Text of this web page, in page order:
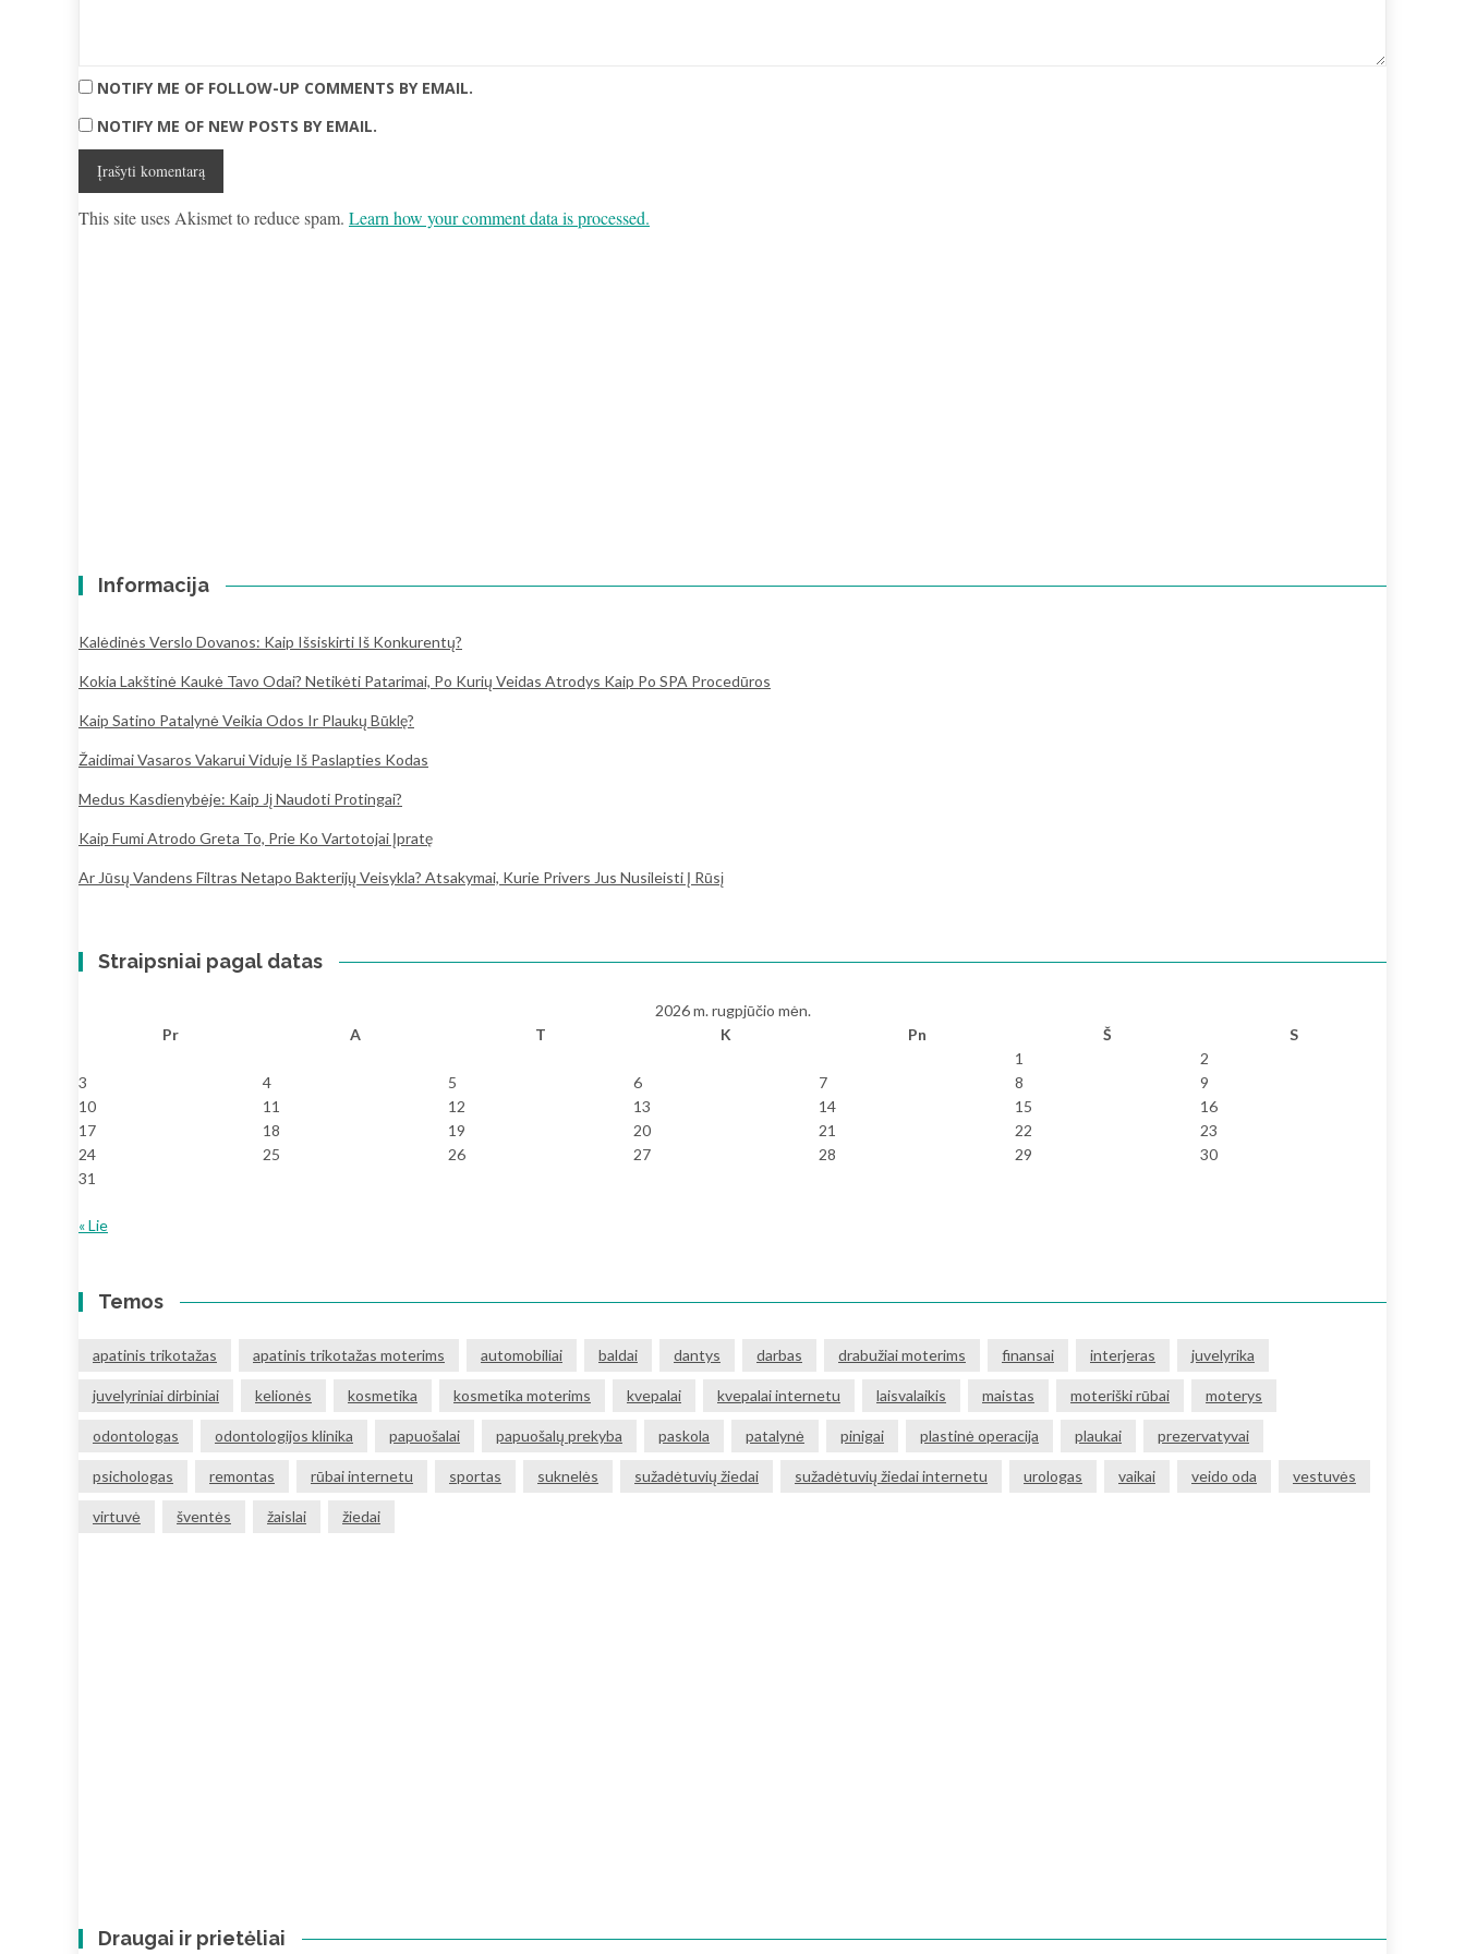
NOTIFY ME OF FOLLOW-UP COMMENTS BY EMAIL.
NOTIFY ME OF NEW POSTS BY EMAIL.
This site uses Akismet to reduce spam. Learn how your comment data is processed.
Informacija
Kalėdinės Verslo Dovanos: Kaip Išsiskirti Iš Konkurentų?
Kokia Lakštinė Kaukė Tavo Odai? Netikėti Patarimai, Po Kurių Veidas Atrodys Kaip Po SPA Procedūros
Kaip Satino Patalynė Veikia Odos Ir Plaukų Būklę?
Žaidimai Vasaros Vakarui Viduje Iš Paslapties Kodas
Medus Kasdienybėje: Kaip Jį Naudoti Protingai?
Kaip Fumi Atrodo Greta To, Prie Ko Vartotojai Įpratę
Ar Jūsų Vandens Filtras Netapo Bakterijų Veisykla? Atsakymai, Kurie Privers Jus Nusileisti Į Rūsį
Straipsniai pagal datas
2026 m. rugpjūčio mėn.
Pr
A T K Pn Š
S
1
2
3
4 5 6 7 8
9
10
11 12 13 14 15
16
17
18 19 20 21 22
23
24
25 26 27 28 29
30
31
« Lie
Temos
apatinis trikotažas apatinis trikotažas moterims automobiliai baldai dantys darbas drabužiai moterims finansai interjeras juvelyrika
juvelyriniai dirbiniai kelionės kosmetika kosmetika moterims kvepalai kvepalai internetu laisvalaikis maistas moteriški rūbai moterys
odontologas odontologijos klinika papuošalai papuošalų prekyba paskola patalynė pinigai plastinė operacija plaukai prezervatyvai
psichologas remontas rūbai internetu sportas suknelės sužadėtuvių žiedai sužadėtuvių žiedai internetu urologas vaikai veido oda vestuvės
virtuvė šventės žaislai žiedai
Draugai ir prietėliai